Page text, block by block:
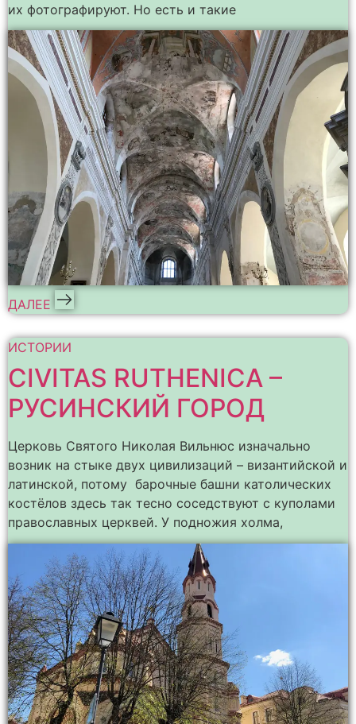
их фотографируют. Но есть и такие
ДАЛЕЕ
ИСТОРИИ
CIVITAS RUTHENICA –
РУСИНСКИЙ ГОРОД
Церковь Святого Николая Вильнюс изначально
возник на стыке двух цивилизаций – византийской и
латинской, потому барочные башни католических
костёлов здесь так тесно соседствуют с куполами
православных церквей. У подножия холма,